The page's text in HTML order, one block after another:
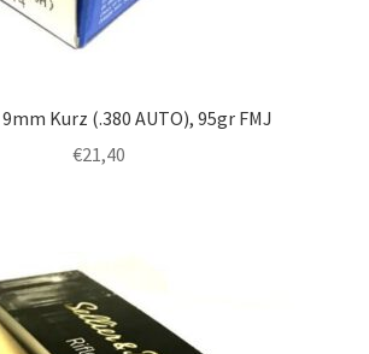
Kurz (.380 AUTO), 95gr FMJ
€21,40